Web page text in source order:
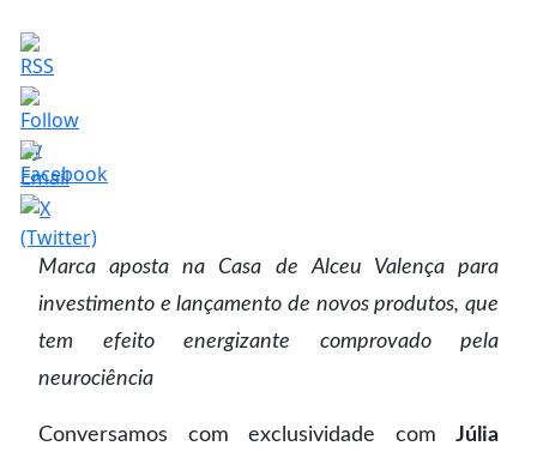
Marca aposta na Casa de Alceu Valença para
investimento e lançamento de novos produtos, que
tem efeito energizante comprovado pela
neurociência
Conversamos com exclusividade com Júlia